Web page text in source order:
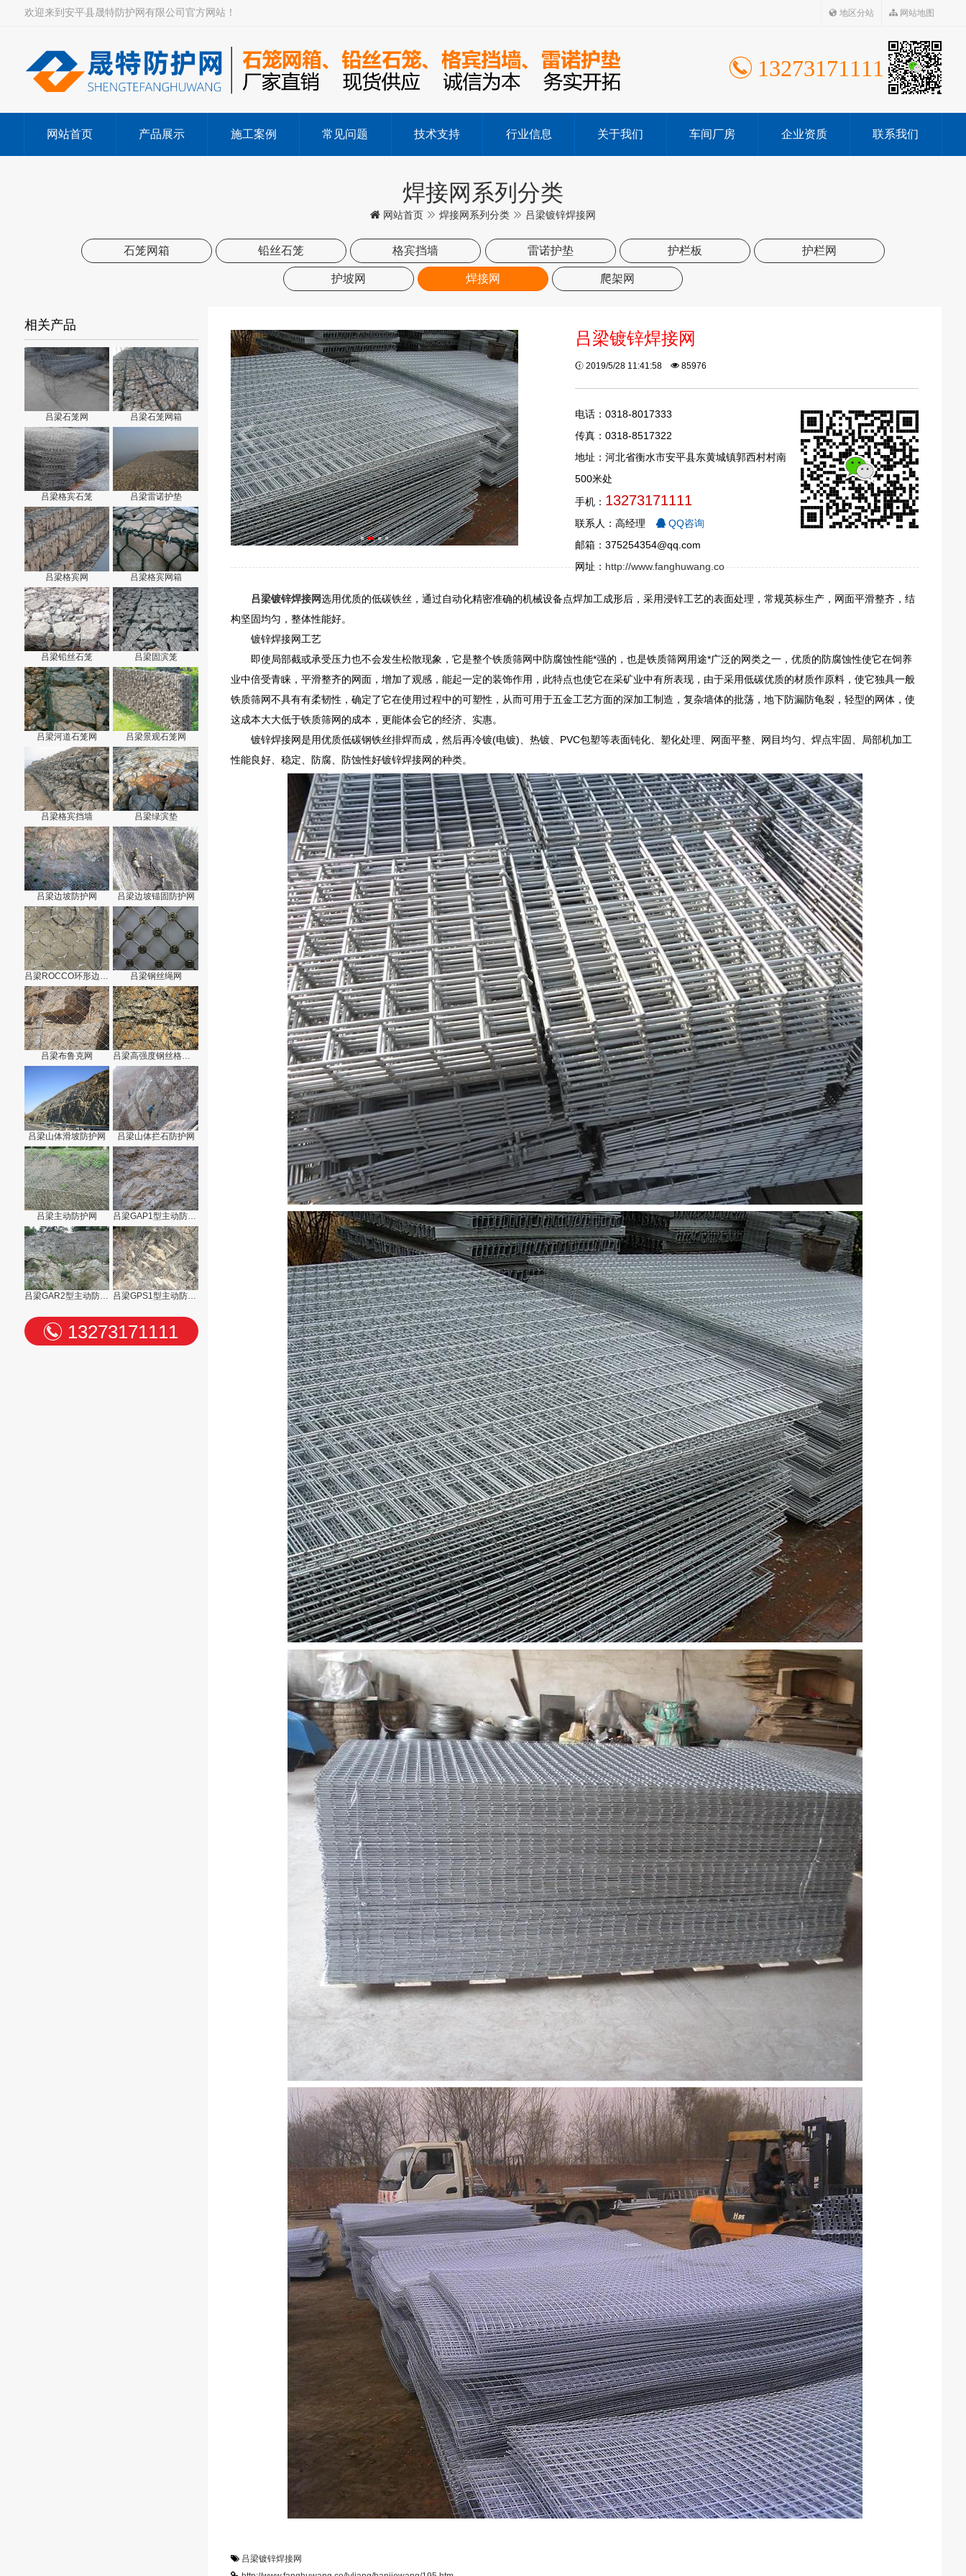
欢迎来到安平县晟特防护网有限公司官方网站！ 地区分站 网站地图
13273171111
网站首页 产品展示 施工案例 常见问题 技术支持 行业信息 关于我们 车间厂房 企业资质 联系我们
焊接网系列分类
网站首页 焊接网系列分类 吕梁镀锌焊接网
石笼网箱 铅丝石笼 格宾挡墙 雷诺护垫 护栏板 护栏网
护坡网 焊接网 爬架网
相关产品
吕梁石笼网 吕梁石笼网箱
吕梁格宾石笼 吕梁雷诺护垫
吕梁格宾网 吕梁格宾网箱
吕梁铅丝石笼 吕梁固滨笼
吕梁河道石笼网 吕梁景观石笼网
吕梁格宾挡墙 吕梁绿滨垫
吕梁边坡防护网 吕梁边坡锚固防护网
吕梁ROCCO环形边坡防护网 吕梁钢丝绳网
吕梁布鲁克网 吕梁高强度钢丝格栅网
吕梁山体滑坡防护网 吕梁山体拦石防护网
吕梁主动防护网
吕梁GAR2型主动防护网 吕梁GPS1型主动防护网
13273171111
吕梁镀锌焊接网
2019/5/28 11:41:58 85976
电话：0318-8017333
传真：0318-8517322
地址：河北省衡水市安平县东黄城镇郭西村村南
500米处
手机： 13273171111
联系人：高经理
QQ咨询
邮箱：375254354@qq.com
网址：http://www.fanghuwang.co
吕梁镀锌焊接网选用优质的低碳铁丝，通过自动化精密准确的机械设备点焊加工成形后，采用浸锌工艺的表面处理，常规英标生产，网面平滑整齐，结
构坚固均匀，整体性能好。
镀锌焊接网工艺
即使局部截或承受压力也不会发生松散现象，它是整个铁质筛网中防腐蚀性能*强的，也是铁质筛网用途*广泛的网类之一，优质的防腐蚀性使它在饲养
业中倍受青睐，平滑整齐的网面，增加了观感，能起一定的装饰作用，此特点也使它在采矿业中有所表现，由于采用低碳优质的材质作原料，使它独具一般
铁质筛网不具有有柔韧性，确定了它在使用过程中的可塑性，从而可用于五金工艺方面的深加工制造，复杂墙体的批荡，地下防漏防龟裂，轻型的网体，使
这成本大大低于铁质筛网的成本，更能体会它的经济、实惠。
镀锌焊接网是用优质低碳钢铁丝排焊而成，然后再冷镀(电镀)、热镀、PVC包塑等表面钝化、塑化处理、网面平整、网目均匀、焊点牢固、局部机加工
性能良好、稳定、防腐、防蚀性好镀锌焊接网的种类。
吕梁镀锌焊接网